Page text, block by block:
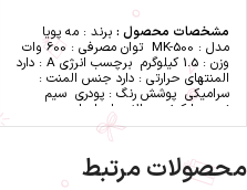
مشخصات محصول : برند : مه پویا
مدل : MK-500 توان مصرفی : 600 وات
وزن : 1.5 کیلوگرم برچسب انرژی A : دارد
المنتهای حرارتی : دارد جنس المنت :
سرامیکی پوشش رنگ : پودری سیم
نسوز با کیفیت بالا : دارد ابعاد :
120cm.30×23 کشور سازنده : ایران
محصولات مرتبط